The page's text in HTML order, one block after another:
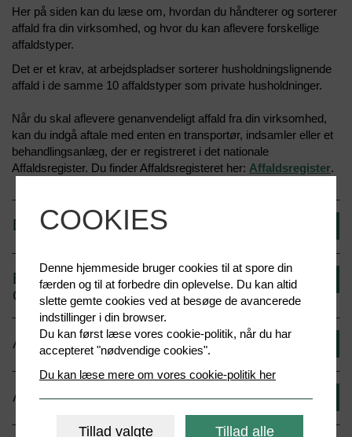
COOKIES
Denne hjemmeside bruger cookies til at spore din
færden og til at forbedre din oplevelse. Du kan altid
slette gemte cookies ved at besøge de avancerede
indstillinger i din browser.
Du kan først læse vores cookie-politik, når du har
accepteret "nødvendige cookies".
Du kan læse mere om vores cookie-politik her
Tillad valgte Tillad alle
Selvbetjening
Åbningstider
Erhverv
Skoler og dagtilbud
Kontakt os
Her på siden kan du læse om, hvordan du håndterer og sorterer
affald fra din virksomhed, og hvor du kan aflevere forskellige
affaldstyper.
Det er et krav, at arbejdspladser sorterer husholdningslignende
affald i de samme 10 affaldstyper som private husholdninger.
Når du skal aflevere genanvendeligt affald fra din virksomhed,
kan du indgå aftale med enten en transportør, indsamler eller et
behandlingsanlæg, der er registreret i det nationale
Affaldsregister. Du finder Affaldsregisteret her: Affaldsregister.
DAGRENOVATION FRA ERHVERV
ERHVERVSAFFALD TIL
GENBRUGSPLADSEN
AFFALD TIL FORBRÆNDING
AFFALD TIL DEPONI